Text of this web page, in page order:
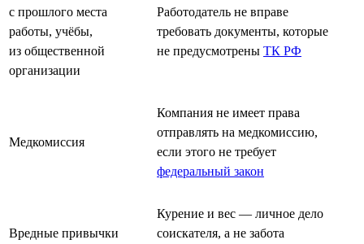
с прошлого места
работы, учёбы,
из общественной
организации
Работодатель не вправе
требовать документы, которые
не предусмотрены ТК РФ
Медкомиссия
Компания не имеет права
отправлять на медкомиссию,
если этого не требует
федеральный закон
Вредные привычки
Курение и вес — личное дело
соискателя, а не забота